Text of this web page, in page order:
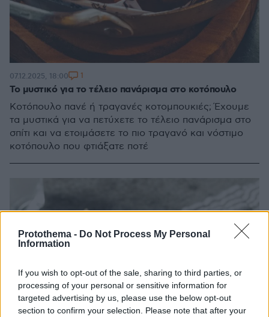
Protothema - Do Not Process My Personal
Information
If you wish to opt-out of the sale, sharing to third parties, or
processing of your personal or sensitive information for
targeted advertising by us, please use the below opt-out
section to confirm your selection. Please note that after your
Το μυστικό για το τέλειο πανάρισμα στο κοτόπουλο
Κοτόπουλο πανέ ή τραγανές κοτομπουκιές; Έχουμε
τα μυστικά για να πετύχετε το τέλειο πανάρισμα στο
σπίτι και να ετοιμάσετε το πιο τραγανό και νόστιμο
κοτόπουλο που φτιάξατε ποτέ
07.12.2025, 18:00 1